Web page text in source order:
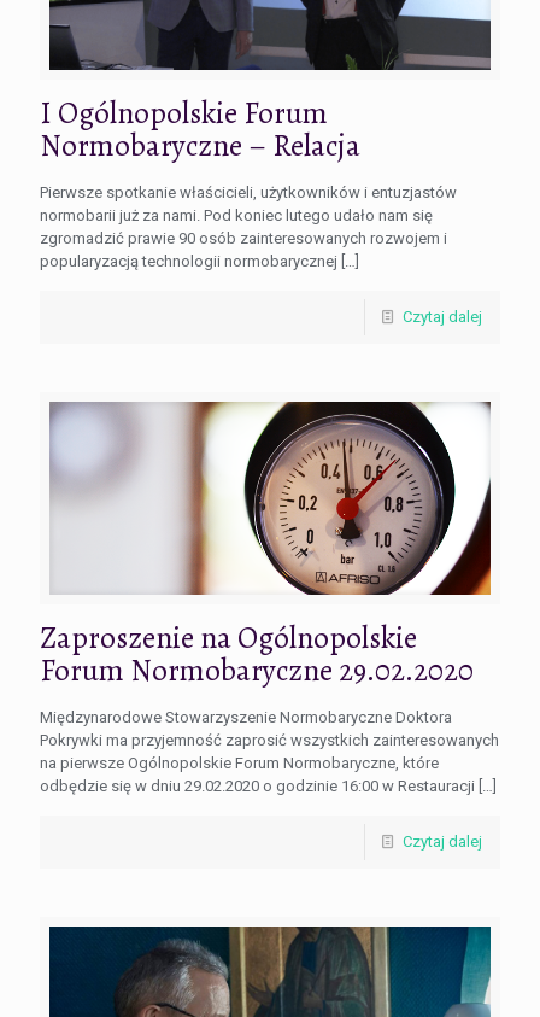
I Ogólnopolskie Forum
Normobaryczne – Relacja
Pierwsze spotkanie właścicieli, użytkowników i entuzjastów
normobarii już za nami. Pod koniec lutego udało nam się
zgromadzić prawie 90 osób zainteresowanych rozwojem i
popularyzacją technologii normobarycznej […]
Czytaj dalej
Zaproszenie na Ogólnopolskie
Forum Normobaryczne 29.02.2020
Międzynarodowe Stowarzyszenie Normobaryczne Doktora
Pokrywki ma przyjemność zaprosić wszystkich zainteresowanych
na pierwsze Ogólnopolskie Forum Normobaryczne, które
odbędzie się w dniu 29.02.2020 o godzinie 16:00 w Restauracji
Czytaj dalej